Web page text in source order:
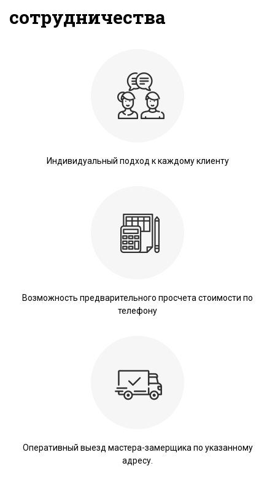
сотрудничества
Индивидуальный подход к каждому клиенту
Возможность предварительного просчета стоимости по
телефону
Оперативный выезд мастера-замерщика по указанному
адресу.